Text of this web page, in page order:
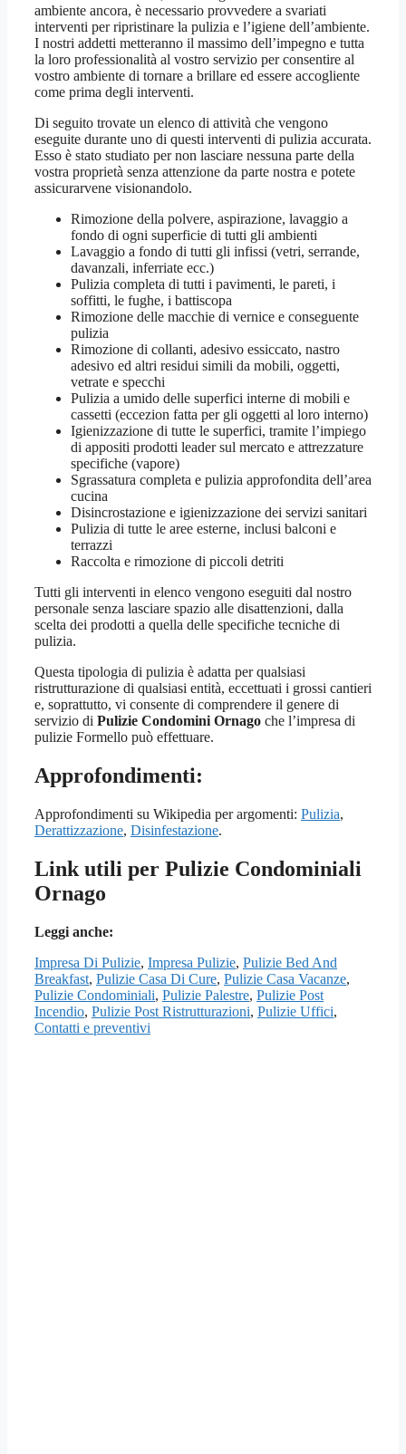
ambiente ancora, è necessario provvedere a svariati
interventi per ripristinare la pulizia e l’igiene dell’ambiente.
I nostri addetti metteranno il massimo dell’impegno e tutta
la loro professionalità al vostro servizio per consentire al
vostro ambiente di tornare a brillare ed essere accogliente
come prima degli interventi.
Di seguito trovate un elenco di attività che vengono
eseguite durante uno di questi interventi di pulizia accurata.
Esso è stato studiato per non lasciare nessuna parte della
vostra proprietà senza attenzione da parte nostra e potete
assicurarvene visionandolo.
Rimozione della polvere, aspirazione, lavaggio a
fondo di ogni superficie di tutti gli ambienti
Lavaggio a fondo di tutti gli infissi (vetri, serrande,
davanzali, inferriate ecc.)
Pulizia completa di tutti i pavimenti, le pareti, i
soffitti, le fughe, i battiscopa
Rimozione delle macchie di vernice e conseguente
pulizia
Rimozione di collanti, adesivo essiccato, nastro
adesivo ed altri residui simili da mobili, oggetti,
vetrate e specchi
Pulizia a umido delle superfici interne di mobili e
cassetti (eccezion fatta per gli oggetti al loro interno)
Igienizzazione di tutte le superfici, tramite l’impiego
di appositi prodotti leader sul mercato e attrezzature
specifiche (vapore)
Sgrassatura completa e pulizia approfondita dell’area
cucina
Disincrostazione e igienizzazione dei servizi sanitari
Pulizia di tutte le aree esterne, inclusi balconi e
terrazzi
Raccolta e rimozione di piccoli detriti
Tutti gli interventi in elenco vengono eseguiti dal nostro
personale senza lasciare spazio alle disattenzioni, dalla
scelta dei prodotti a quella delle specifiche tecniche di
pulizia.
Questa tipologia di pulizia è adatta per qualsiasi
ristrutturazione di qualsiasi entità, eccettuati i grossi cantieri
e, soprattutto, vi consente di comprendere il genere di
servizio di Pulizie Condomini Ornago che l’impresa di
pulizie Formello può effettuare.
Approfondimenti:
Approfondimenti su Wikipedia per argomenti: Pulizia,
Derattizzazione, Disinfestazione.
Link utili per Pulizie Condominiali
Ornago
Leggi anche:
Impresa Di Pulizie, Impresa Pulizie, Pulizie Bed And
Breakfast, Pulizie Casa Di Cure, Pulizie Casa Vacanze,
Pulizie Condominiali, Pulizie Palestre, Pulizie Post
Incendio, Pulizie Post Ristrutturazioni, Pulizie Uffici,
Contatti e preventivi